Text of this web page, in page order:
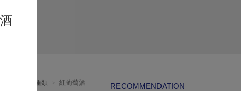
產品種類 紅葡萄酒
RECOMMENDATION